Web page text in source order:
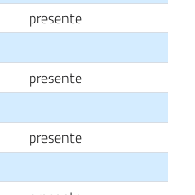
presente
presente
presente